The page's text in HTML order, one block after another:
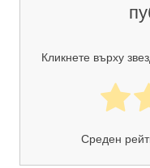
Кликнете върху
Среден